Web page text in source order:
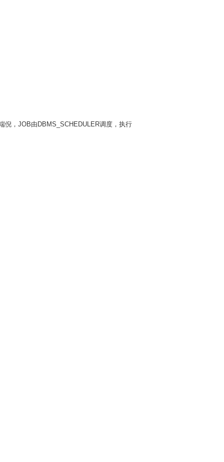
倪， JOB由DBMS_SCHEDULER调度，执行